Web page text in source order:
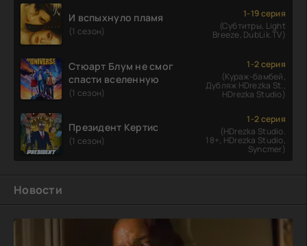
И вспыхнуло пламя
(1 сезон)
1-19 серия
(Субтитры, Light
Breeze, DubLik.TV)
Стюарт Блум не смог
спасти вселенную
(1 сезон)
1-2 серия
(Кураж-бамбей,
Дубляж HDrezka St.,
HDrezka Studio)
Президент Кертис
(1 сезон)
1-2 серия
(HDrezka Studio.
18+, HDrezka Studio,
Syncmer)
Новости